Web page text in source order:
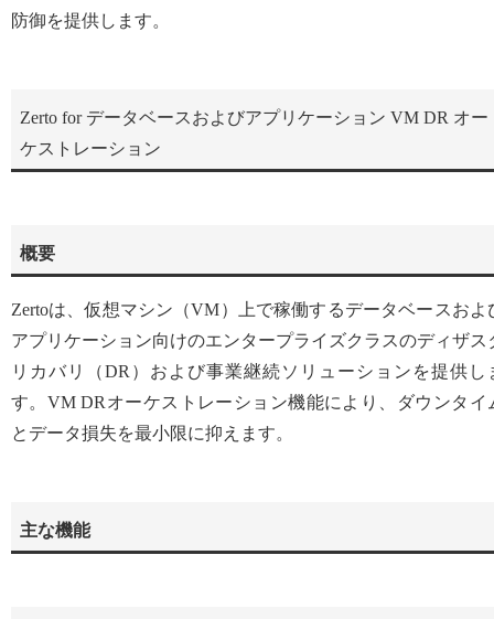
防御を提供します。
Zerto for データベースおよびアプリケーション VM DR オー
ケストレーション
概要
Zertoは、仮想マシン（VM）上で稼働するデータベースおよ
アプリケーション向けのエンタープライズクラスのディザス
リカバリ（DR）および事業継続ソリューションを提供し
す。VM DRオーケストレーション機能により、ダウンタイ
とデータ損失を最小限に抑えます。
主な機能